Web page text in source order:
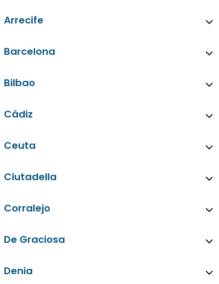
Arrecife
Barcelona
Bilbao
Cádiz
Ceuta
Ciutadella
Corralejo
De Graciosa
Denia